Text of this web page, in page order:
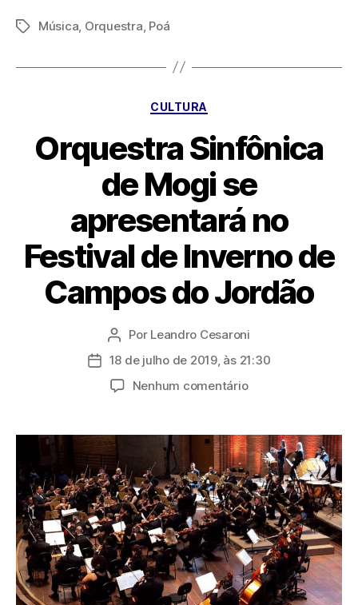
TagsMúsica Orquestra Poá
Categorias
CULTURA
Orquestra Sinfônica
de Mogi se
apresentará no
Festival de Inverno de
Campos do Jordão
Autor
do
Por Leandro Cesaroni
Data
publicação
18 de julho de 2019, às 21:30
Nenhum comentárioem
de
Mogi
se
apresentará
no
Festival
de
Inverno
de
Campos